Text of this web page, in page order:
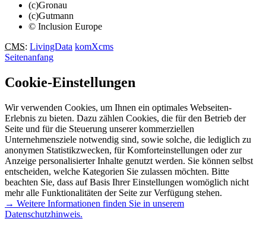
(c)Gronau
(c)Gutmann
© Inclusion Europe
CMS: LivingData komXcms
Seitenanfang
Cookie-Einstellungen
Wir verwenden Cookies, um Ihnen ein optimales Webseiten-
Erlebnis zu bieten. Dazu zählen Cookies, die für den Betrieb der
Seite und für die Steuerung unserer kommerziellen
Unternehmensziele notwendig sind, sowie solche, die lediglich zu
anonymen Statistikzwecken, für Komforteinstellungen oder zur
Anzeige personalisierter Inhalte genutzt werden. Sie können selbst
entscheiden, welche Kategorien Sie zulassen möchten. Bitte
beachten Sie, dass auf Basis Ihrer Einstellungen womöglich nicht
mehr alle Funktionalitäten der Seite zur Verfügung stehen.
→ Weitere Informationen finden Sie in unserem
Datenschutzhinweis.